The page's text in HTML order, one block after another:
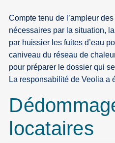
Compte tenu de l’ampleur
nécessaires par la situation,
par huissier les fuites d’eau
caniveau du réseau de
pour préparer le dossier qui
La responsabilité de Veolia a
locataires